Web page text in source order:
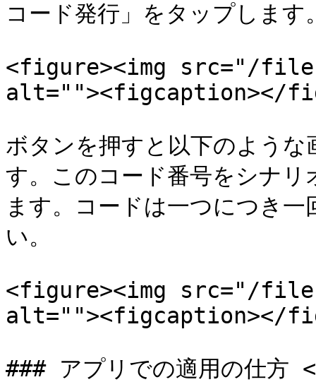
コード発行」をタップします
<figure><img src="/files/
alt=""><figcaption></
ボタンを押すと以下のよう
す。このコード番号をシナ
ます。コードは一つにつき
い。
<figure><img src="/
alt=""><figcaption></
### アプリでの適用の仕